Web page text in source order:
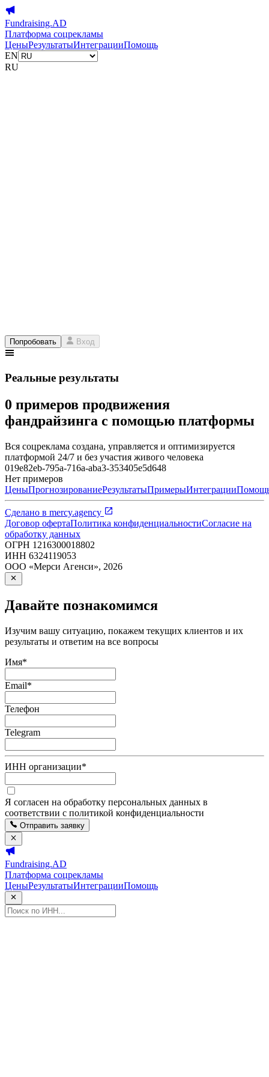
Fundraising.AD
Платформа соцрекламы
ЦеныРезультатыИнтеграцииПомощь
EN
RU
Попробовать Вход
Реальные результаты
0 примеров продвижения
фандрайзинга с помощью платформы
Вся соцреклама создана, управляется и оптимизируется
платформой 24/7 и без участия живого человека
019e82eb-795a-716a-aba3-353405e5d648
Нет примеров
ЦеныПрогнозированиеРезультатыПримерыИнтеграции
Сделано в mercy.agency
Договор офертаПолитика конфиденциальностиСогласие на
обработку данных
ОГРН 1216300018802
ИНН 6324119053
ООО «Мерси Агенси», 2026
Давайте познакомимся
Изучим вашу ситуацию, покажем текущих клиентов и их
результаты и ответим на все вопросы
Имя*
Email*
Телефон
Telegram
ИНН организации*
Я согласен на обработку персональных данных в
соответствии с политикой конфиденциальности
Отправить заявку
Fundraising.AD
Платформа соцрекламы
ЦеныРезультатыИнтеграцииПомощь